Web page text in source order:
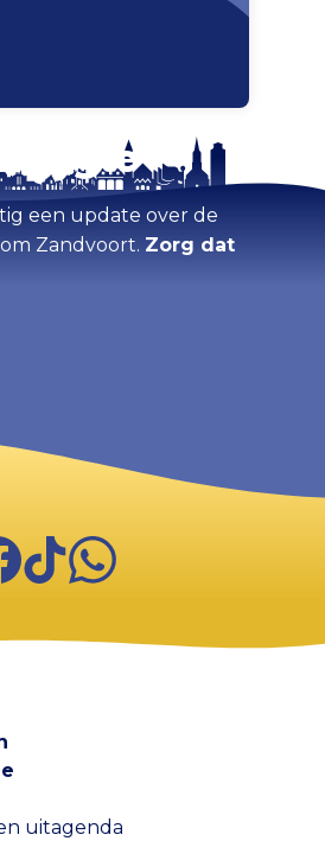
Kaart vergroten
een update over de
Zandvoort. Zorg dat
TikTokWhatsApp
uitagenda